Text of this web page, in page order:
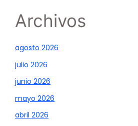
Archivos
agosto 2026
julio 2026
junio 2026
mayo 2026
abril 2026